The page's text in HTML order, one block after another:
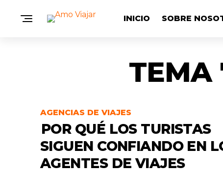
INICIO SOBRE
TEMA
AGENCIAS DE VIAJES
POR QUÉ LOS TURISTAS
SIGUEN CONFIANDO EN
AGENTES DE VIAJES